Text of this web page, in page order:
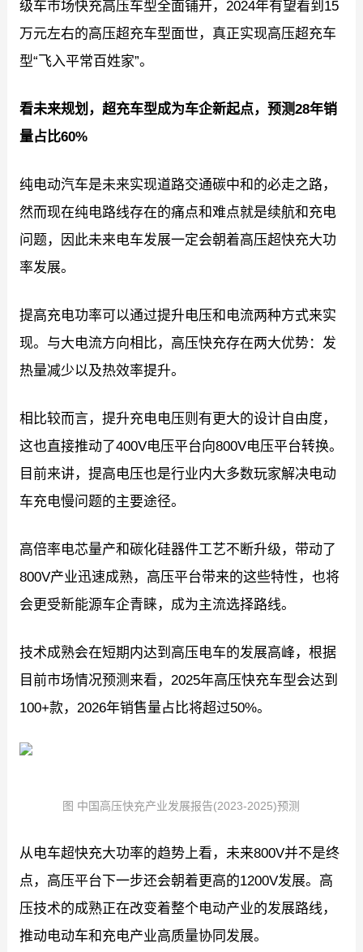
级车市场快充高压车型全面铺开，2024年有望看到15
万元左右的高压超充车型面世，真正实现高压超充车
型“飞入平常百姓家”。
看未来规划，超充车型成为车企新起点，预测28年销
量占比60%
纯电动汽车是未来实现道路交通碳中和的必走之路，
然而现在纯电路线存在的痛点和难点就是续航和充电
问题，因此未来电车发展一定会朝着高压超快充大功
率发展。
提高充电功率可以通过提升电压和电流两种方式来实
现。与大电流方向相比，高压快充存在两大优势：发
热量减少以及热效率提升。
相比较而言，提升充电电压则有更大的设计自由度，
这也直接推动了400V电压平台向800V电压平台转换。
目前来讲，提高电压也是行业内大多数玩家解决电动
车充电慢问题的主要途径。
高倍率电芯量产和碳化硅器件工艺不断升级，带动了
800V产业迅速成熟，高压平台带来的这些特性，也将
会更受新能源车企青睐，成为主流选择路线。
技术成熟会在短期内达到高压电车的发展高峰，根据
目前市场情况预测来看，2025年高压快充车型会达到
100+款，2026年销售量占比将超过50%。
图 中国高压快充产业发展报告(2023-2025)预测
从电车超快充大功率的趋势上看，未来800V并不是终
点，高压平台下一步还会朝着更高的1200V发展。高
压技术的成熟正在改变着整个电动产业的发展路线，
推动电动车和充电产业高质量协同发展。